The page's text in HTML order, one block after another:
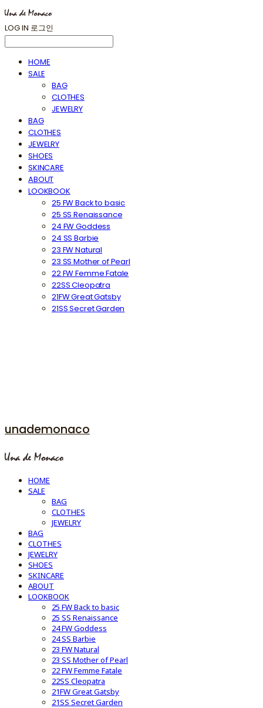
LOG IN 로그인
HOME
SALE
BAG
CLOTHES
JEWELRY
BAG
CLOTHES
JEWELRY
SHOES
SKINCARE
ABOUT
LOOKBOOK
25 FW Back to basic
25 SS Renaissance
24 FW Goddess
24 SS Barbie
23 FW Natural
23 SS Mother of Pearl
22 FW Femme Fatale
22SS Cleopatra
21FW Great Gatsby
21SS Secret Garden
unademonaco
HOME
SALE
BAG
CLOTHES
JEWELRY
BAG
CLOTHES
JEWELRY
SHOES
SKINCARE
ABOUT
LOOKBOOK
25 FW Back to basic
25 SS Renaissance
24 FW Goddess
24 SS Barbie
23 FW Natural
23 SS Mother of Pearl
22 FW Femme Fatale
22SS Cleopatra
21FW Great Gatsby
21SS Secret Garden